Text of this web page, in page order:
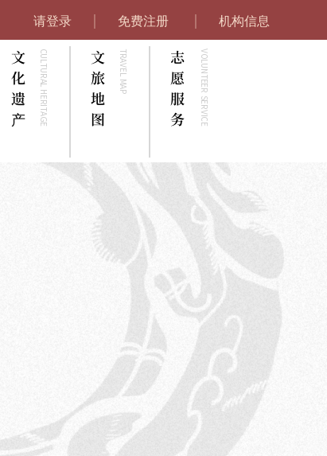
请登录 | 免费注册 | 机构信息
文
化
遗
产
CULTURAL HERITAGE
文
旅
地
图
TRAVEL MAP
志
愿
服
务
VOLUNTEER SERVICE